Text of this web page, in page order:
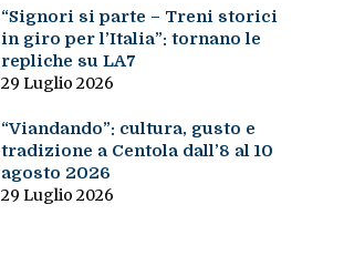
“Signori si parte – Treni storici
in giro per l’Italia”: tornano le
repliche su LA7
29 Luglio 2026
“Viandando”: cultura, gusto e
tradizione a Centola dall’8 al 10
agosto 2026
29 Luglio 2026